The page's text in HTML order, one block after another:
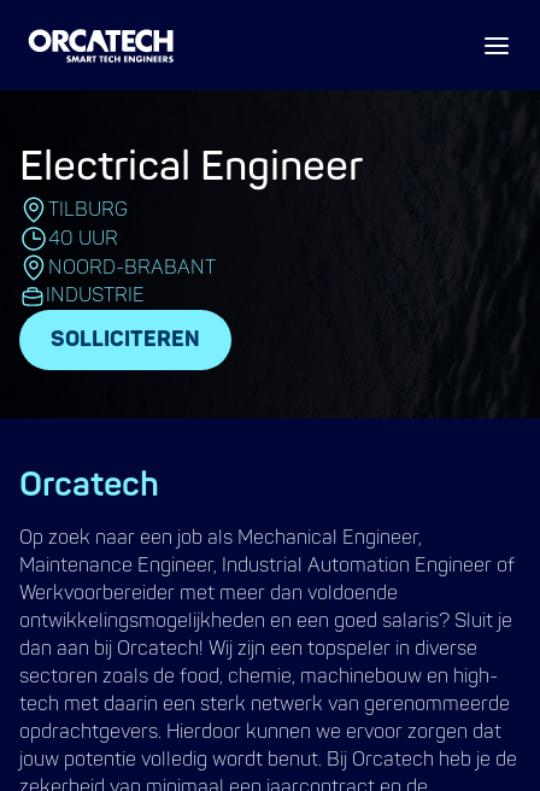
Electrical Engineer
TILBURG
40 UUR
NOORD-BRABANT
INDUSTRIE
SOLLICITEREN
Orcatech
Op zoek naar een job als Mechanical Engineer,
Maintenance Engineer, Industrial Automation Engineer of
Werkvoorbereider met meer dan voldoende
ontwikkelingsmogelijkheden en een goed salaris? Sluit je
dan aan bij Orcatech! Wij zijn een topspeler in diverse
sectoren zoals de food, chemie, machinebouw en high-
tech met daarin een sterk netwerk van gerenommeerde
opdrachtgevers. Hierdoor kunnen we ervoor zorgen dat
jouw potentie volledig wordt benut. Bij Orcatech heb je de